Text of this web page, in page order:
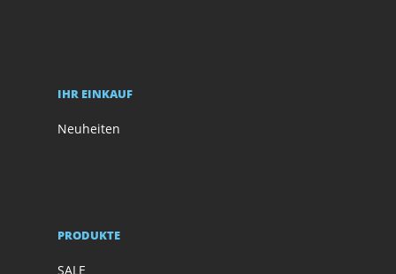
IHR EINKAUF
Neuheiten
PRODUKTE
SALE